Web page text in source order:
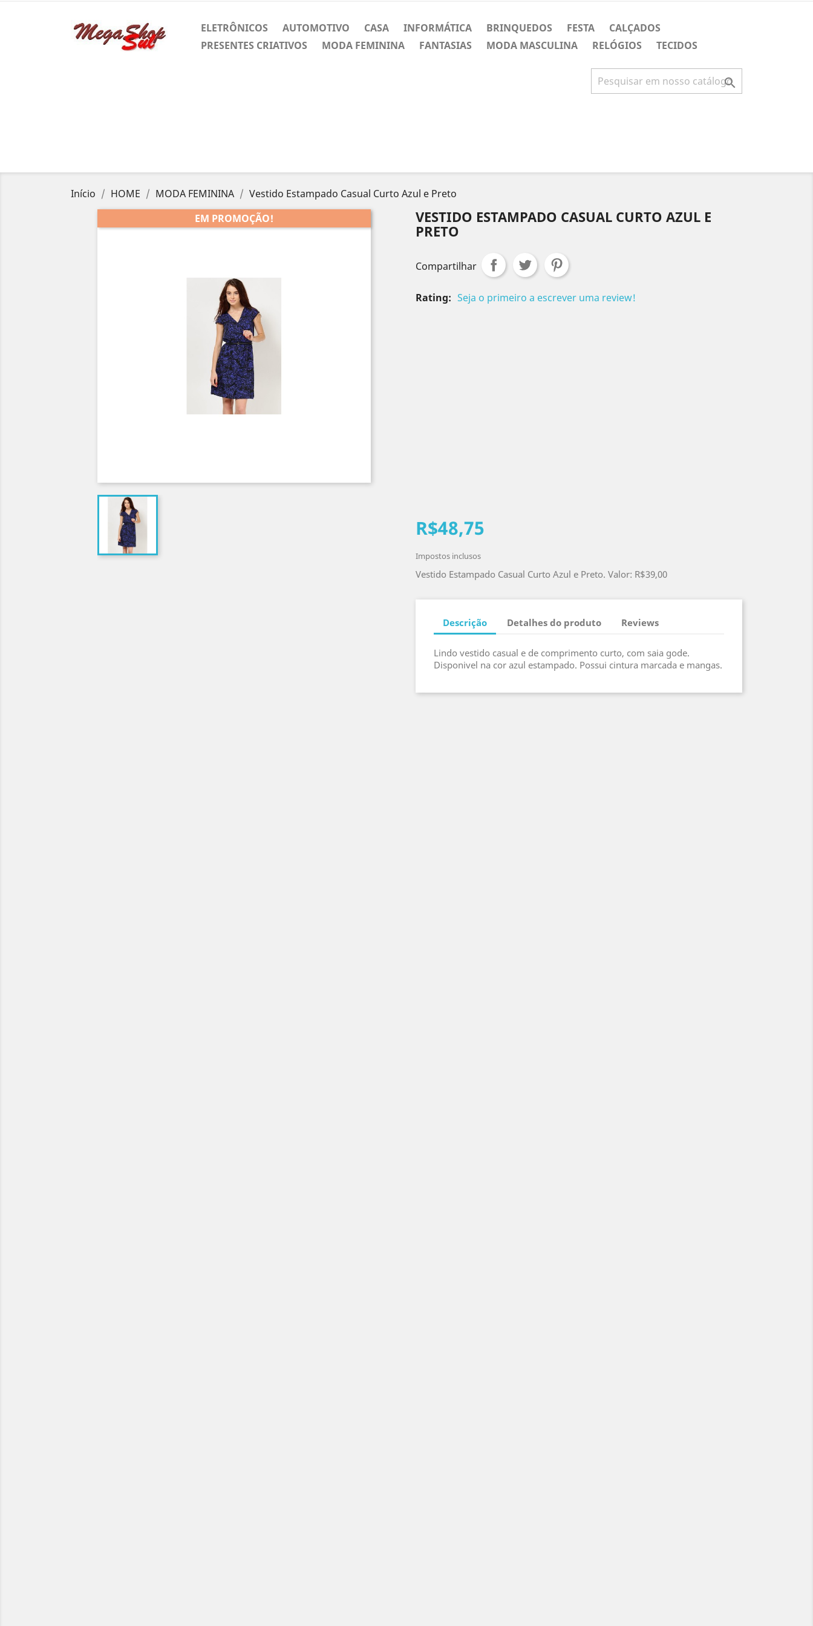
ELETRÔNICOS AUTOMOTIVO CASA INFORMÁTICA BRINQUEDOS FESTA
CALÇADOS
PRESENTES CRIATIVOS
MODA FEMININA FANTASIAS MODA MASCULINA RELÓGIOS TECIDOS

Início HOME MODA FEMININA
Vestido Estampado Casual Curto Azul e Preto
EM PROMOÇÃO!
VESTIDO ESTAMPADO CASUAL CURTO AZUL E
PRETO
Compartilhar
Rating: Seja o primeiro a escrever uma review!
R$48,75
Impostos inclusos
Vestido Estampado Casual Curto Azul e Preto. Valor: R$39,00
Descrição Detalhes do produto Reviews
Lindo vestido casual e de comprimento curto, com saia gode.
Disponivel na cor azul estampado. Possui cintura marcada e mangas.